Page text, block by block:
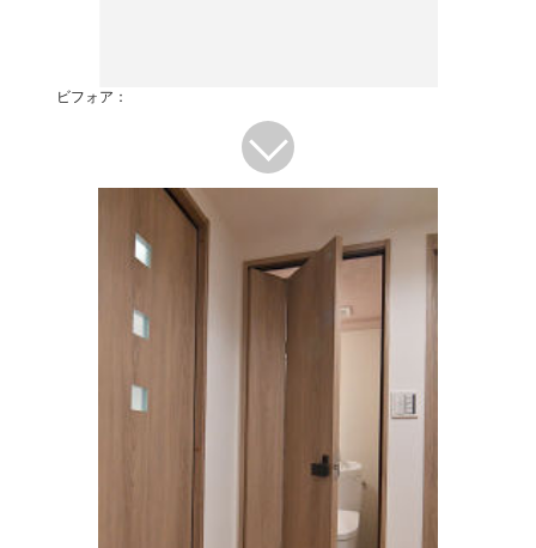
ビフォア：